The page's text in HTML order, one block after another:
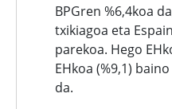
BPGren %6,4koa
txikiagoa eta
parekoa. Hego
EHkoa (%9,1)
da.